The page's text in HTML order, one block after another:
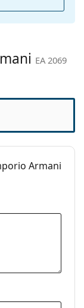
EA 2069
Armani